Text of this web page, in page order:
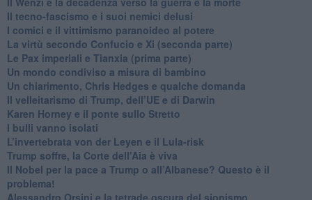
​Il tecno-fascismo e i suoi nemici delusi
​I comici e il vittimismo paranoideo al potere
​La virtù secondo Confucio e Xi (seconda parte)
Le Pax imperiali e Tianxia (prima parte)
Un mondo condiviso a misura di bambino
​Un chiarimento, Chris Hedges e qualche domanda
Il velleitarismo di Trump, dell’UE e di Darwin
​Karen Horney e il ponte sullo Stretto
​I bulli vanno isolati
L’invertebrata von der Leyen e il Lula-risk
Trump soffre, la Corte dell'Aia è viva
​Il Nobel per la pace a Trump o all’Albanese? Questo è il
problema!
​Alessandro Orsini e la tetrade oscura del sionismo